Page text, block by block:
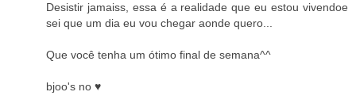
Desistir jamaiss, essa é a realidade que eu estou vivendoe
sei que um dia eu vou chegar aonde quero...
Que você tenha um ótimo final de semana^^
bjoo's no ♥